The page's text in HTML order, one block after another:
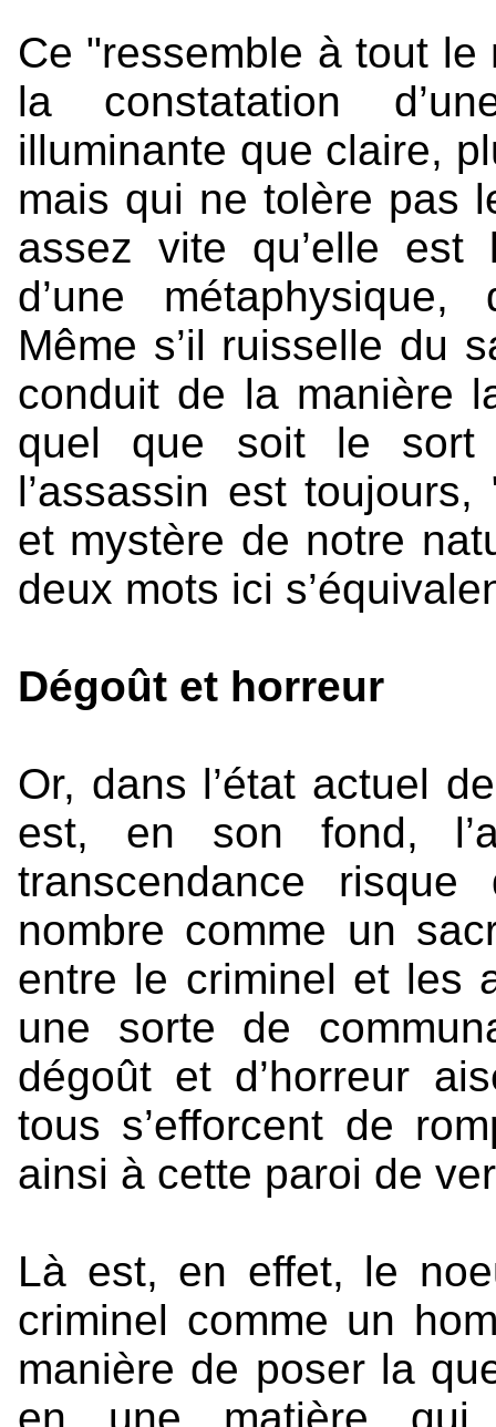
Ce "ressemble à tout le
la constatation
illuminante que claire,
mais qui ne tolère pas
assez vite qu’elle est
d’une
Même s’il ruisselle du
conduit de la manière
quel que soit le sort
l’assassin est toujours,
et mystère de notre
deux mots ici
Dégoût et horreur
Or, dans l’état actuel
est, en son fond,
transcendance
nombre comme un
entre le criminel et les
une sorte de
dégoût et d’horreur
tous s’efforcent de
ainsi à cette paroi de
Là est, en effet, le
criminel comme un
manière de poser la